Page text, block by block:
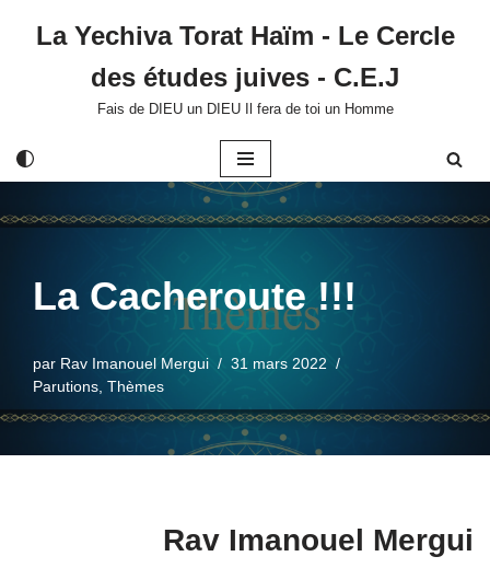
La Yechiva Torat Haïm - Le Cercle
des études juives - C.E.J
Fais de DIEU un DIEU Il fera de toi un Homme
La Cacheroute !!!
par Rav Imanouel Mergui
31 mars 2022
Parutions Thèmes
Rav Imanouel Mergui